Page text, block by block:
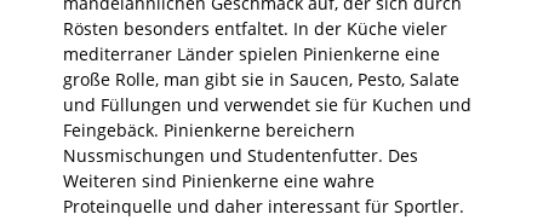
Rösten besonders entfaltet. In der Küche vieler
mediterraner Länder spielen Pinienkerne eine
große Rolle, man gibt sie in Saucen, Pesto, Salate
und Füllungen und verwendet sie für Kuchen und
Feingebäck. Pinienkerne bereichern
Nussmischungen und Studentenfutter. Des
Weiteren sind Pinienkerne eine wahre
Proteinquelle und daher interessant für Sportler.